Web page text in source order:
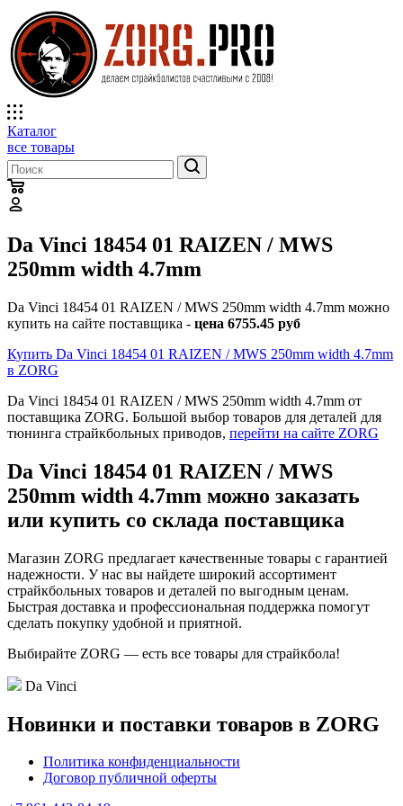
Каталог
все товары
Da Vinci 18454 01 RAIZEN / MWS
250mm width 4.7mm
Da Vinci 18454 01 RAIZEN / MWS 250mm width 4.7mm можно
купить на сайте поставщика - цена 6755.45 руб
Купить Da Vinci 18454 01 RAIZEN / MWS 250mm width 4.7mm
в ZORG
Da Vinci 18454 01 RAIZEN / MWS 250mm width 4.7mm от
поставщика ZORG. Большой выбор товаров для деталей для
тюнинга страйкбольных приводов, перейти на сайте ZORG
Da Vinci 18454 01 RAIZEN / MWS
250mm width 4.7mm можно заказать
или купить со склада поставщика
Магазин ZORG предлагает качественные товары с гарантией
надежности. У нас вы найдете широкий ассортимент
страйкбольных товаров и деталей по выгодным ценам.
Быстрая доставка и профессиональная поддержка помогут
сделать покупку удобной и приятной.
Выбирайте ZORG — есть все товары для страйкбола!
Da Vinci
Новинки и поставки товаров в ZORG
Политика конфиденциальности
Договор публичной оферты